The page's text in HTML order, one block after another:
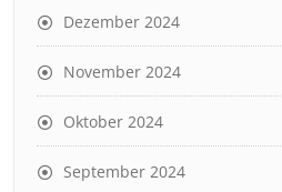
Dezember 2024
November 2024
Oktober 2024
September 2024